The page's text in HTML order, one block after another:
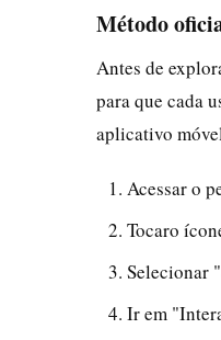
Método
Antes de
para que cada
aplicativo
Acessar o
Tocaro
Selecionar
Ir em